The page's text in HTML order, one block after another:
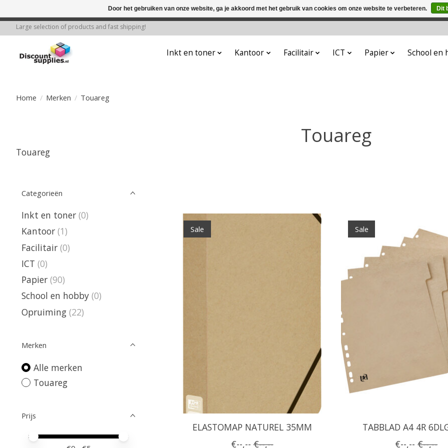
Large selection of products and fast shipping!
Inkt en toner Kantoor Facilitair ICT Papier School en
Home / Merken / Touareg
Touareg
Touareg
Categorieën
Inkt en toner (0)
Kantoor (1)
Facilitair (0)
ICT (0)
Papier (90)
School en hobby (0)
Opruiming (22)
Merken
Alle merken
Touareg
Prijs
Minimale prijswaarde
Price maximum value
Sale
ELASTOMAP NATUREL 35MM
€--,-- €--,--
Sale
TABBLAD A4 4R
€--,-- €--,--
Door het gebruiken van onze website, ga je akkoord met het gebruik van cookies om onze website te verbeteren. Dit
← Keer terug naar de backofficeDeze winkel is in aanbouw. Eventueel geplaatste orders zullen niet